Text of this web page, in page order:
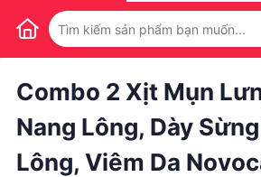
1
Combo 2 Xịt Mụn
Nang Lông, Dày
Lông, Viêm Da